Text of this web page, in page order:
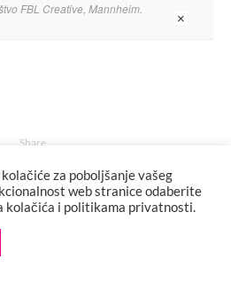
FBL Creative, Mannheim.
Share
za poboljšanje vašeg
web stranice odaberite
kolačića i politikama privatnosti.
×